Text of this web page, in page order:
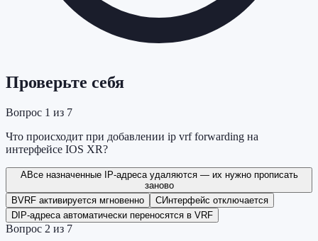
Проверьте себя
Вопрос 1 из 7
Что происходит при добавлении ip vrf forwarding на
интерфейсе IOS XR?
AВсе назначенные IP-адреса удаляются — их нужно прописать
заново
BVRF активируется мгновенно CИнтерфейс отключается
D IP-адреса автоматически переносятся в VRF
Вопрос 2 из 7